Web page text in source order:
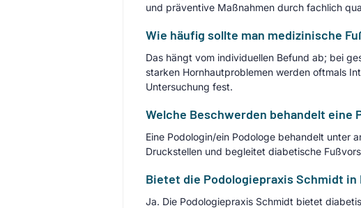
und präventive Maßnahmen durch fachlich
Wie häufig sollte man medizinische
Das hängt vom individuellen Befund ab; bei
starken Hornhautproblemen werden oftmals
Untersuchung fest.
Welche Beschwerden behandelt eine
Eine Podologin/ein Podologe behandelt unter
Druckstellen und begleitet diabetische
Bietet die Podologiepraxis Schmidt
Ja. Die Podologiepraxis Schmidt bietet